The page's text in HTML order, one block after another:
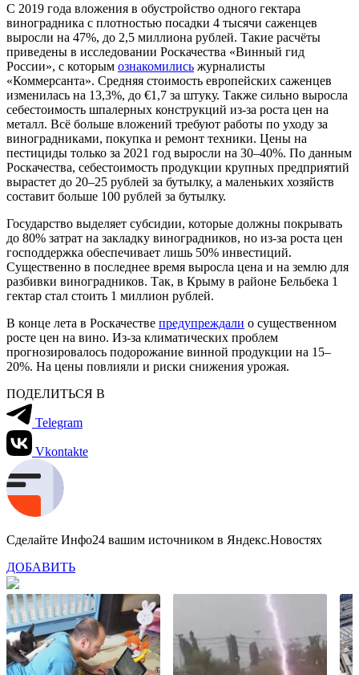
С 2019 года вложения в обустройство одного гектара
виноградника с плотностью посадки 4 тысячи саженцев
выросли на 47%, до 2,5 миллиона рублей. Такие расчёты
приведены в исследовании Роскачества «Винный гид
России», с которым ознакомились журналисты
«Коммерсанта». Средняя стоимость европейских саженцев
изменилась на 13,3%, до €1,7 за штуку. Также сильно выросла
себестоимость шпалерных конструкций из-за роста цен на
металл. Всё больше вложений требуют работы по уходу за
виноградниками, покупка и ремонт техники. Цены на
пестициды только за 2021 год выросли на 30–40%. По данным
Роскачества, себестоимость продукции крупных предприятий
вырастет до 20–25 рублей за бутылку, а маленьких хозяйств
составит больше 100 рублей за бутылку.
Государство выделяет субсидии, которые должны покрывать
до 80% затрат на закладку виноградников, но из-за роста цен
господдержка обеспечивает лишь 50% инвестиций.
Существенно в последнее время выросла цена и на землю для
разбивки виноградников. Так, в Крыму в районе Бельбека 1
гектар стал стоить 1 миллион рублей.
В конце лета в Роскачестве предупреждали о существенном
росте цен на вино. Из-за климатических проблем
прогнозировалось подорожание винной продукции на 15–
20%. На цены повлияли и риски снижения урожая.
ПОДЕЛИТЬСЯ В
Telegram
Vkontakte
Сделайте Инфо24 вашим источником в Яндекс.Новостях
ДОБАВИТЬ